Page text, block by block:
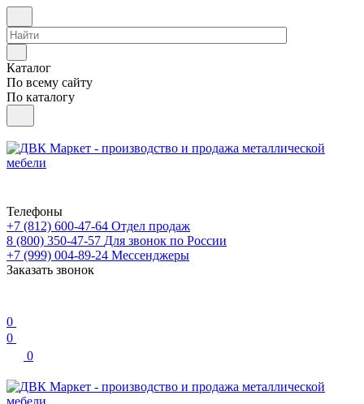
Каталог
По всему сайту
По каталогу
Телефоны
+7 (812) 600-47-64 Отдел продаж
8 (800) 350-47-57 Для звонок по России
+7 (999) 004-89-24 Мессенджеры
Заказать звонок
0
0
0